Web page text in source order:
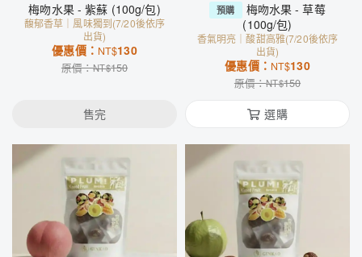
梅吻水果 - 紫蘇 (100g/包)
馥郁香草｜風味獨到(7/20後依序
出貨)
優惠價： NT$130
原價：NT$150
售完
預購
梅吻水果 - 草莓
(100g/包)
香氣明亮｜酸甜高雅(7/20後依序
出貨)
優惠價： NT$130
原價：NT$150
選購